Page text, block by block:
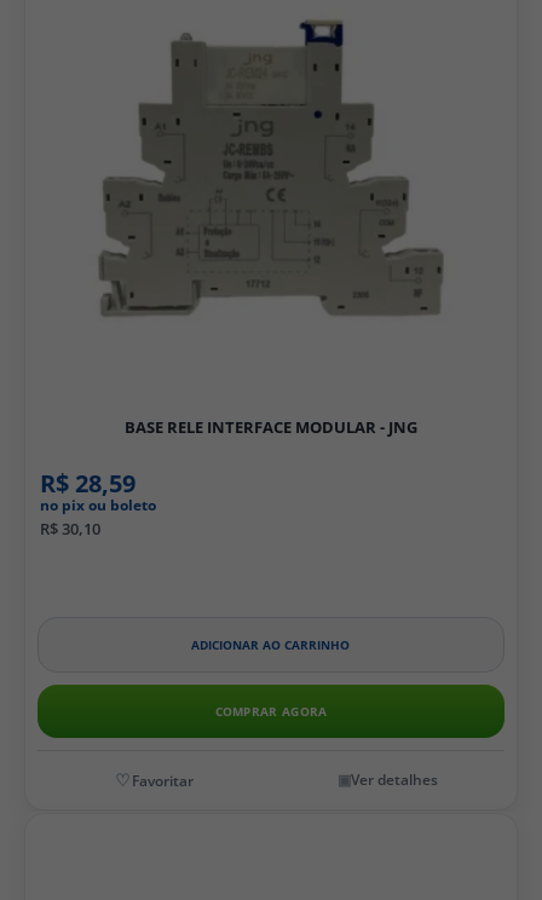
BASE RELE INTERFACE MODULAR - JNG
R$ 28,59
no pix ou boleto
R$ 30,10
ADICIONAR AO CARRINHO
COMPRAR AGORA
Ver detalhes